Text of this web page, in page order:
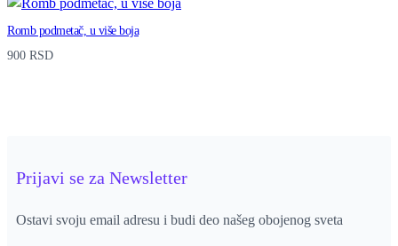
t
y
Romb podmetač, u više boja
900 RSD
Prijavi se za Newsletter
Ostavi svoju email adresu i budi deo našeg obojenog sveta